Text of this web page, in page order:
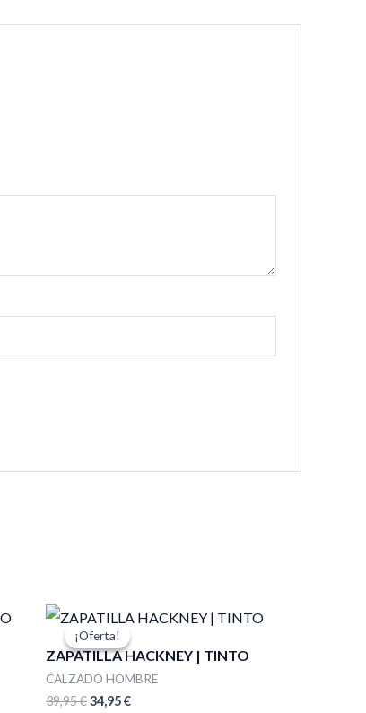
¡Oferta!
¡Oferta!
ZAPATILLA HACKNEY | TINTO
CALZADO HOMBRE
39,95€
El
precio
original
era:
39,95 €.
34,95€
El
precio
es:
34,95 €.